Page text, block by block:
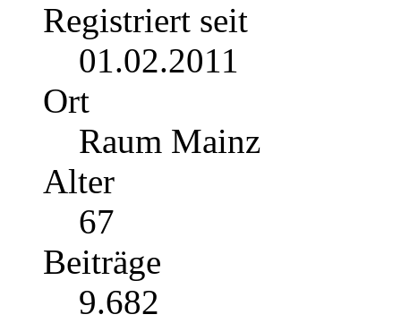
Registriert seit
01.02.2011
Ort
Raum Mainz
Alter
67
Beiträge
9.682